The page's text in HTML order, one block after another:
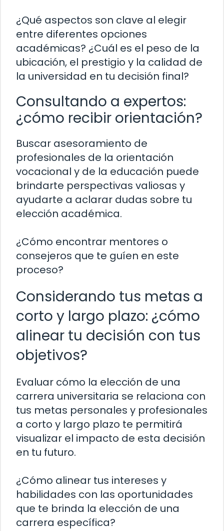
¿Qué aspectos son clave al elegir
entre diferentes opciones
académicas? ¿Cuál es el peso de la
ubicación, el prestigio y la calidad de
la universidad en tu decisión final?
Consultando a expertos:
¿cómo recibir orientación?
Buscar asesoramiento de
profesionales de la orientación
vocacional y de la educación puede
brindarte perspectivas valiosas y
ayudarte a aclarar dudas sobre tu
elección académica.
¿Cómo encontrar mentores o
consejeros que te guíen en este
proceso?
Considerando tus metas a
corto y largo plazo: ¿cómo
alinear tu decisión con tus
objetivos?
Evaluar cómo la elección de una
carrera universitaria se relaciona con
tus metas personales y profesionales
a corto y largo plazo te permitirá
visualizar el impacto de esta decisión
en tu futuro.
¿Cómo alinear tus intereses y
habilidades con las oportunidades
que te brinda la elección de una
carrera específica?